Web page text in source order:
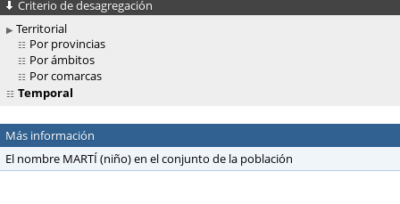
Criterio de desagregación
Territorial
Por provincias
Por ámbitos
Por comarcas
Temporal
Más información
El nombre MARTÍ (niño) en el conjunto de la población